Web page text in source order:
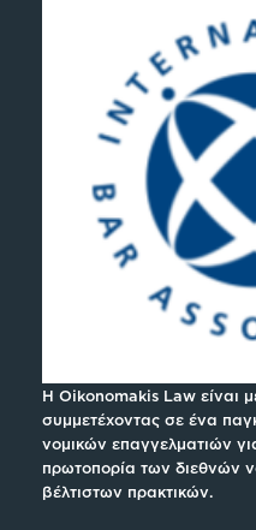
H Oikonomakis Law είναι
συμμετέχοντας σε ένα
νομικών επαγγελματιών
πρωτοπορία των διεθνών
βέλτιστων πρακτικών.